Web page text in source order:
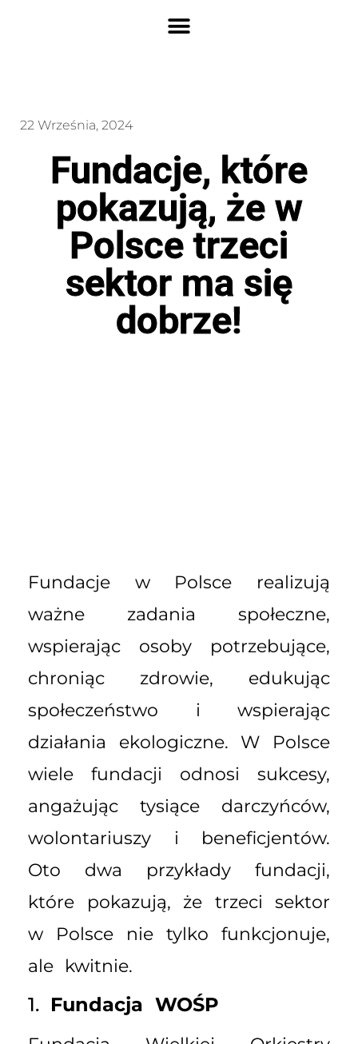
22 Września, 2024
Fundacje, które
pokazują, że w
Polsce trzeci
sektor ma się
dobrze!
Fundacje w Polsce realizują
ważne zadania społeczne,
wspierając osoby potrzebujące,
chroniąc zdrowie, edukując
społeczeństwo i wspierając
działania ekologiczne. W Polsce
wiele fundacji odnosi sukcesy,
angażując tysiące darczyńców,
wolontariuszy i beneficjentów.
Oto dwa przykłady fundacji,
które pokazują, że trzeci sektor
w Polsce nie tylko funkcjonuje,
ale kwitnie.
1. Fundacja WOŚP